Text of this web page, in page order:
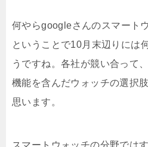
何やらgoogleさんのスマート
ということで10月末辺りには
うですね。各社が競い合って
機能を含んだウォッチの選択
思います。
スマートウォッチの分野では